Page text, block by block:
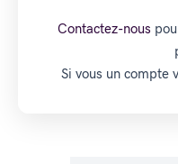
Contactez-nous
Si vous un compte